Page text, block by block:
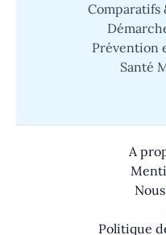
Comparatifs
Prévention
Santé
A
Politique